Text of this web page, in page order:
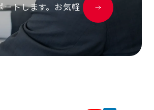
トします。お気軽